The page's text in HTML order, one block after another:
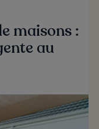
maisons :
au